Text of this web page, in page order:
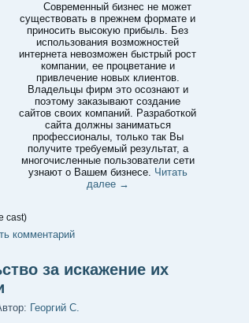
Современный бизнес не может
существовать в прежнем формате и
приносить высокую прибыль. Без
использования возможностей
интернета невозможен быстрый рост
компании, ее процветание и
привлечение новых клиентов.
Владельцы фирм это осознают и
поэтому заказывают создание
сайтов своих компаний. Разработкой
сайта должны заниматься
профессионалы, только так Вы
получите требуемый результат, а
многочисленные пользователи сети
узнают о Вашем бизнесе. Читать
далее →
cast)
комментарий
за искажение их
Георгий С.